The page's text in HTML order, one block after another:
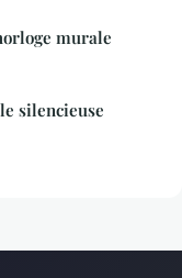
murale
silencieuse